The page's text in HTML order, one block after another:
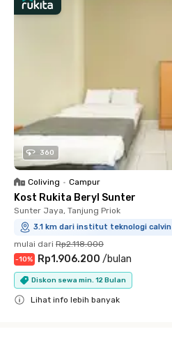
360
Coliving • Campur
Kost Rukita Beryl Sunter
Sunter Jaya, Tanjung Priok
3.1 km dari institut teknologi calvin
mulai dari Rp2.118.000
-10% Rp1.906.200 /bulan
Diskon sewa min. 12 Bulan
Lihat info lebih banyak